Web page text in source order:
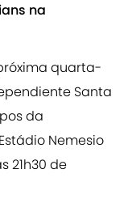
na
quarta-
Santa
da
Nemesio
21h30 de